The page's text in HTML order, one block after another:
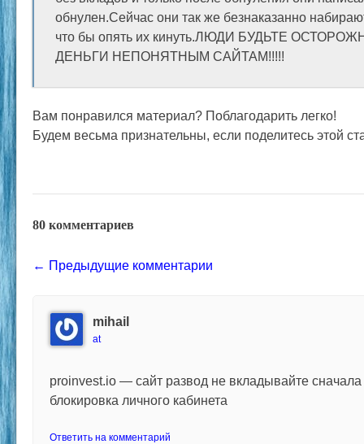
обнулен.Сейчас они так же безнаказанно
что бы опять их кинуть.ЛЮДИ БУДЬТЕ
ДЕНЬГИ НЕПОНЯТНЫМ САЙТАМ!!!!!
Вам понравился материал? Поблагодарить легко!
Будем весьма признательны, если поделитесь этой
80 комментариев
Comment navigation
← Предыдущие комментарии
mihail
at
proinvest.io — сайт развод не вкладывайте сначала
блокировка личного кабинета
Ответить на комментарий